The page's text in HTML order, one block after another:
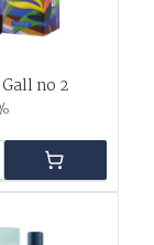
no 2